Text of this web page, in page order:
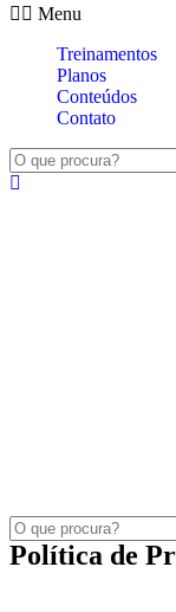
Menu
Treinamentos
Planos
Conteúdos
Contato
Política de